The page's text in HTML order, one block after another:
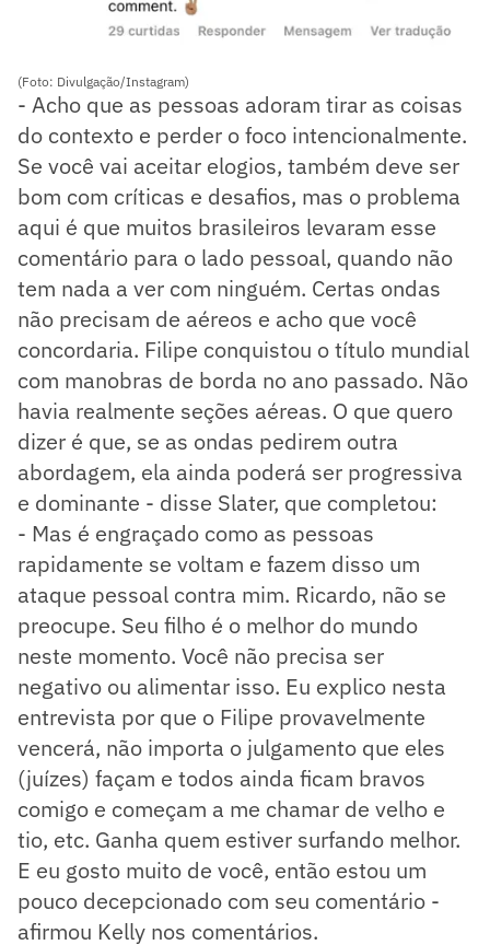
(Foto: Divulgação/Instagram)
- Acho que as pessoas adoram tirar as coisas
do contexto e perder o foco intencionalmente.
Se você vai aceitar elogios, também deve ser
bom com críticas e desafios, mas o problema
aqui é que muitos brasileiros levaram esse
comentário para o lado pessoal, quando não
tem nada a ver com ninguém. Certas ondas
não precisam de aéreos e acho que você
concordaria. Filipe conquistou o título mundial
com manobras de borda no ano passado. Não
havia realmente seções aéreas. O que quero
dizer é que, se as ondas pedirem outra
abordagem, ela ainda poderá ser progressiva
e dominante - disse Slater, que completou:
- Mas é engraçado como as pessoas
rapidamente se voltam e fazem disso um
ataque pessoal contra mim. Ricardo, não se
preocupe. Seu filho é o melhor do mundo
neste momento. Você não precisa ser
negativo ou alimentar isso. Eu explico nesta
entrevista por que o Filipe provavelmente
vencerá, não importa o julgamento que eles
(juízes) façam e todos ainda ficam bravos
comigo e começam a me chamar de velho e
tio, etc. Ganha quem estiver surfando melhor.
E eu gosto muito de você, então estou um
pouco decepcionado com seu comentário -
afirmou Kelly nos comentários.